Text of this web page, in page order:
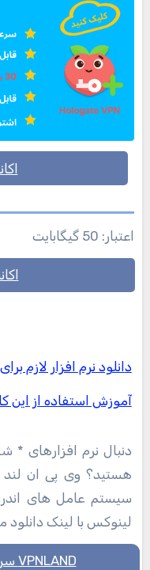
اعتبار: 50 گیگابایت
دانلود نرم افزار لازم
آموزش استفاده از این
دنبال نرم افزارهای *
هستید؟ وی پی ان لند
سیستم عامل های
لینوکس با لینک دانلود
VPNLAND سرزمین *شکن های رایگان